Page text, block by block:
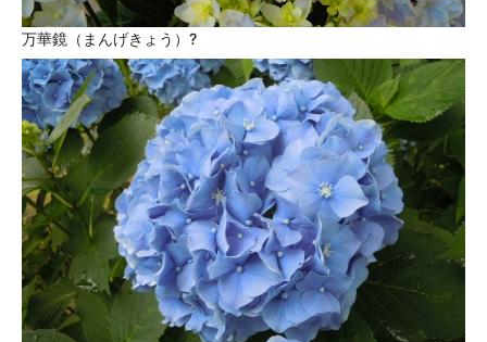
万華鏡（まんげきょう）?